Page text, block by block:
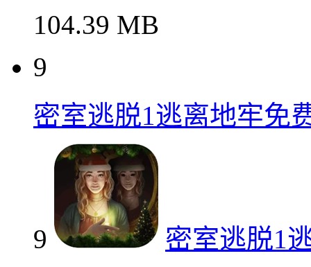
104.39 MB
9
密室逃脱1逃离地牢免
9
密室逃脱1